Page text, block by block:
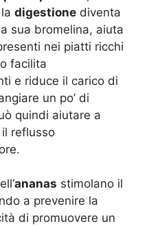
digestione diventa
sua bromelina, aiuta
nei piatti ricchi
facilita
e riduce il carico di
un po’ di
quindi aiutare a
reflusso
ananas stimolano il
a prevenire la
di promuovere un